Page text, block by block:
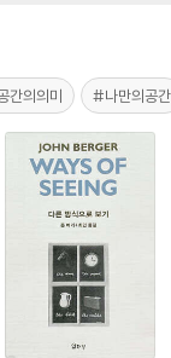
간의의미 #나만의공간